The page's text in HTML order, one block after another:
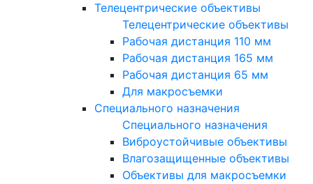
Телецентрические объективы
Телецентрические объективы
Рабочая дистанция 110 мм
Рабочая дистанция 165 мм
Рабочая дистанция 65 мм
Для макросъемки
Специального назначения
Специального назначения
Виброустойчивые объективы
Влагозащищенные объективы
Объективы для макросъемки